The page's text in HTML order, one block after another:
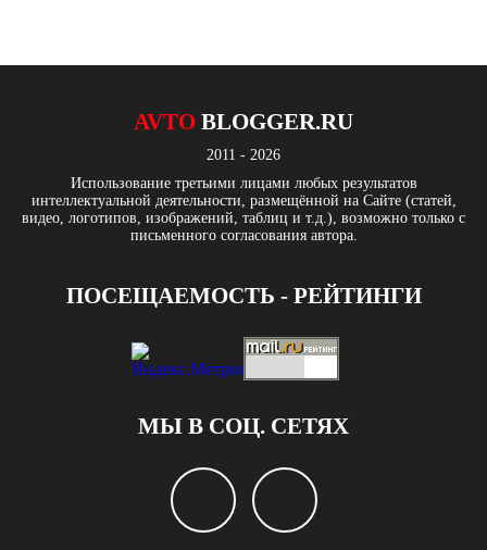
AVTO BLOGGER.RU
2011 - 2026
Использование третьими лицами любых результатов
интеллектуальной деятельности, размещённой на Сайте (статей,
видео, логотипов, изображений, таблиц и т.д.), возможно только с
письменного согласования автора.
ПОСЕЩАЕМОСТЬ - РЕЙТИНГИ
МЫ В СОЦ. СЕТЯХ